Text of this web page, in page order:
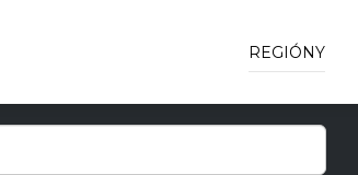
REGIÓNY